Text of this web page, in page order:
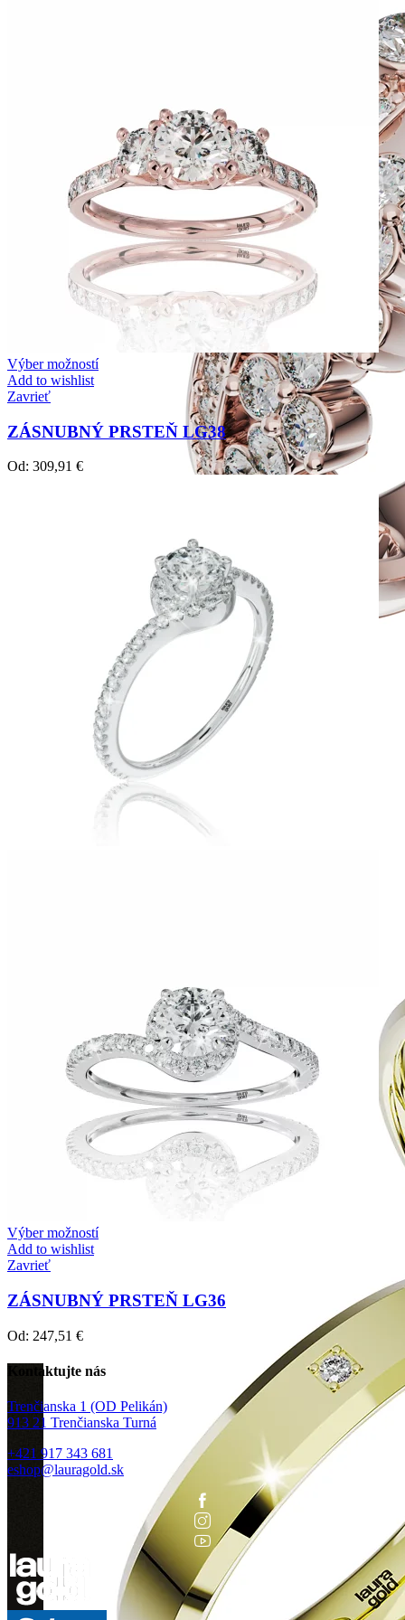
Twin Rings
Zásnubné prstne z kolekcie Twin Rings.
Výber možností
Add to wishlist
Zavrieť
ZÁSNUBNÝ PRSTEŇ LG38
Od: 309,91 €
Výber možností
Add to wishlist
Zavrieť
ZÁSNUBNÝ PRSTEŇ LG36
Od: 247,51 €
Kontaktujte nás
Trenčianska 1 (OD Pelikán)
913 21 Trenčianska Turná
+421 917 343 681
eshop@lauragold.sk